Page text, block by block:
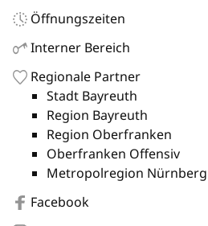
Öffnungszeiten
Interner Bereich
Regionale Partner
Stadt Bayreuth
Region Bayreuth
Region Oberfranken
Oberfranken Offensiv
Metropolregion Nürnberg
Facebook